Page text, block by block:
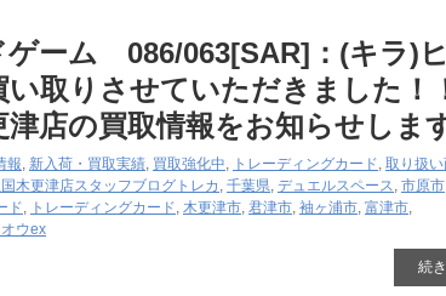
ゲーム 086/063[SAR]：(キラ)
取りさせていただきました！
津店の買取情報をお知らせしま
報, 新入荷・買取実績, 買取強化中, トレーディングカード, 取り扱
木更津店スタッフブログ トレカ , 千葉県, デュエルスペース, 市原市
ド, トレーディングカード, 木更津市, 君津市, 袖ヶ浦市, 富津市,
ウex
続